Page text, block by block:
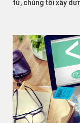
tử, chúng tôi xây